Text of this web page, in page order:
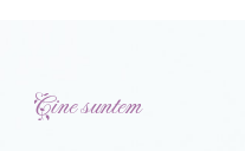
Cine suntem